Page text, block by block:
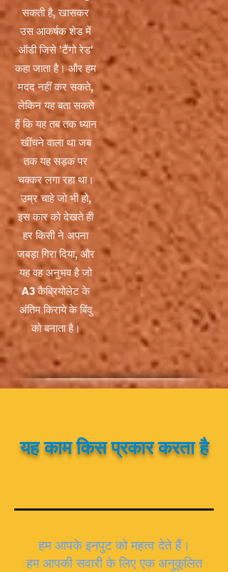
सकती है, खासकर
उस आकर्षक शेड में
ऑडी जिसे 'टैंगो रेड'
कहा जाता है। और हम
मदद नहीं कर सकते,
लेकिन यह बता सकते
हैं कि यह तब तक ध्यान
खींचने वाला था जब
तक यह सड़क पर
चक्कर लगा रहा था।
उम्र चाहे जो भी हो,
इस कार को देखते ही
हर किसी ने अपना
जबड़ा गिरा दिया, और
यह वह अनुभव है जो
A3 कैब्रियोलेट के
अंतिम किराये के बिंदु
को बनाता है।
यह काम किस प्रकार करता है
हम आपके इनपुट को महत्व देते हैं।
हम आपकी सवारी के लिए एक अनुकूलित